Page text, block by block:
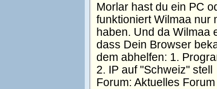
Morlar hast du ein PC
funktioniert Wilmaa nur
haben. Und da Wilmaa
dass Dein Browser
dem abhelfen: 1.
2. IP auf "Schweiz" stell
Forum: Aktuelles Forum